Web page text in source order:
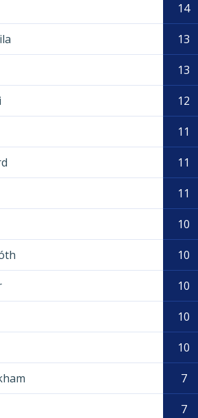
14
13
13
12
11
11
11
10
10
10
10
10
7
7